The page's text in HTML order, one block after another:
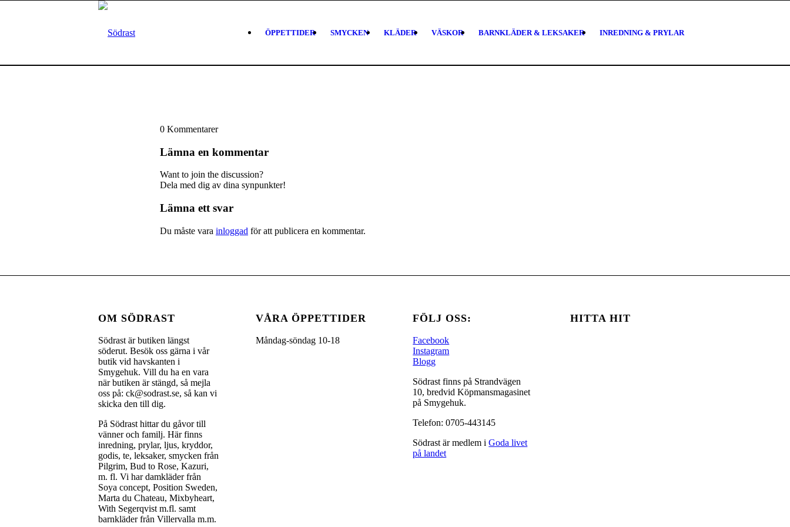
ÖPPETTIDER SMYCKEN KLÄDER VÄSKOR BARNKLÄDER & LEKSAKER INREDNING & PRYLAR
0 Kommentarer
Lämna en kommentar
Want to join the discussion?
Dela med dig av dina synpunkter!
Lämna ett svar
Du måste vara inloggad för att publicera en kommentar.
OM SÖDRAST
Södrast är butiken längst
söderut. Besök oss gärna i vår
butik vid havskanten i
Smygehuk. Vill du ha en vara
när butiken är stängd, så mejla
oss på: ck@sodrast.se, så kan vi
skicka den till dig.
På Södrast hittar du gåvor till
vänner och familj. Här finns
inredning, prylar, ljus, kryddor,
godis, te, leksaker, smycken från
Pilgrim, Bud to Rose, Kazuri,
m. fl. Vi har damkläder från
Soya concept, Position Sweden,
Marta du Chateau, Mixbyheart,
With Segerqvist m.fl. samt
barnkläder från Villervalla m.m.
VÅRA ÖPPETTIDER
Måndag-söndag 10-18
FÖLJ OSS:
Facebook
Instagram
Blogg
Södrast finns på Strandvägen
10, bredvid Köpmansmagasinet
på Smygehuk.
Telefon: 0705-443145
Södrast är medlem iGoda livet
på landet
HITTA HIT